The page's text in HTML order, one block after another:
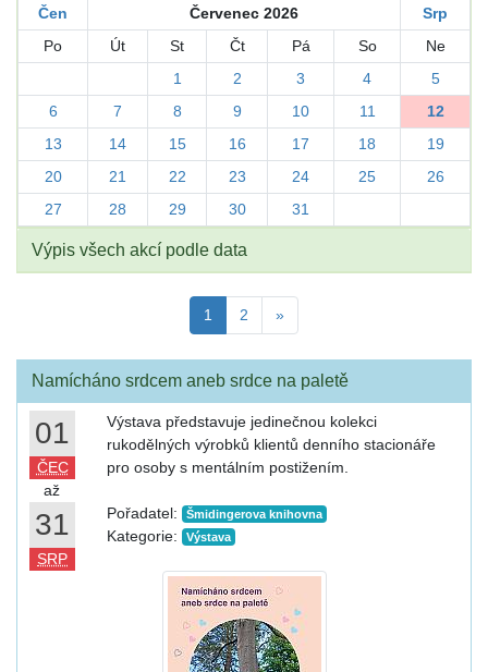
Čen Červenec 2026
Srp
Po
Út St Čt Pá So
Ne
1
2 3 4
5
6
7 8 9 10 11
12
13
14 15 16 17 18
19
20
21 22 23 24 25
26
27
28 29 30 31
Výpis všech akcí podle data
1 2 »
Namícháno srdcem aneb srdce na paletě
01
ČEC
až
31
SRP
Výstava představuje jedinečnou kolekci
rukodělných výrobků klientů denního stacionáře
pro osoby s mentálním postižením.
Pořadatel: Šmidingerova knihovna
Kategorie: Výstava